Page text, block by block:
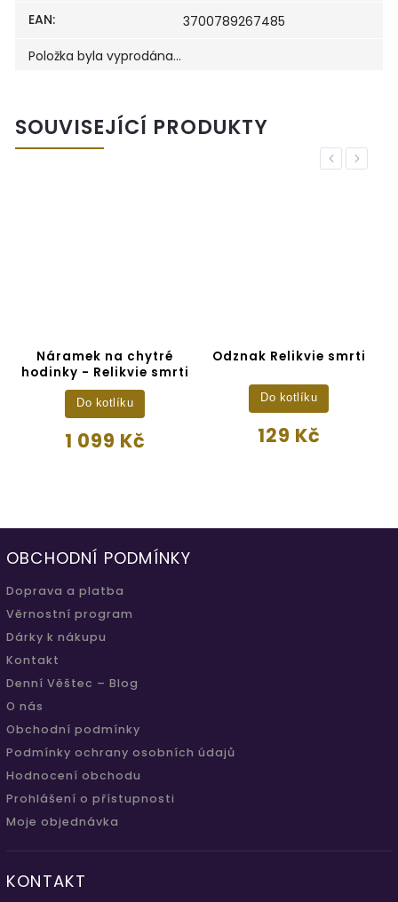
EAN:
3700789267485
Položka byla vyprodána…
SOUVISEJÍCÍ PRODUKTY
Previous
Náramek na chytré
hodinky - Relikvie smrti
1 099 Kč
Do kotlíku
Odznak Relikvie smrti
129 Kč
Do kotlíku
Next
OBCHODNÍ PODMÍNKY
Doprava a platba
Věrnostní program
Dárky k nákupu
Kontakt
Denní Věštec – Blog
O nás
Obchodní podmínky
Podmínky ochrany osobních údajů
Hodnocení obchodu
Prohlášení o přístupnosti
Moje objednávka
KONTAKT